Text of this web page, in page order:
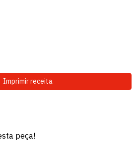
Imprimir receita
peça!